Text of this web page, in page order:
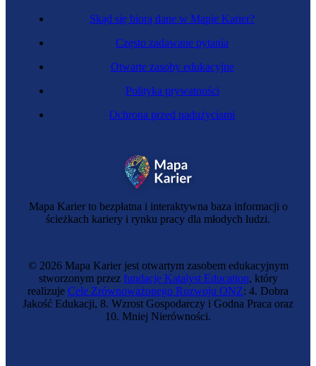
Mapa Karier to bezpłatna i interaktywna baza informacji o
ścieżkach kariery i rynku pracy dla młodych ludzi.
Skąd się biorą dane w Mapie Karier?
Często zadawane pytania
Otwarte zasoby edukacyjne
Polityka prywatności
Ochrona przed nadużyciami
© 2026 Mapa Karier jest otwartym zasobem edukacyjnym
stworzonym przez fundację Katalyst Education, który
realizuje Cele Zrównoważonego Rozwoju ONZ: 4. Dobra
Jakość Edukacji, 8. Wzrost Gospodarczy i Godna Praca oraz
10. Mniej Nierówności.